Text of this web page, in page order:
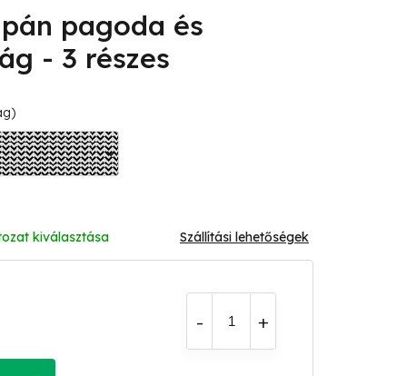
pagoda és
- 3 részes
kiválasztása Szállítási lehetőségek